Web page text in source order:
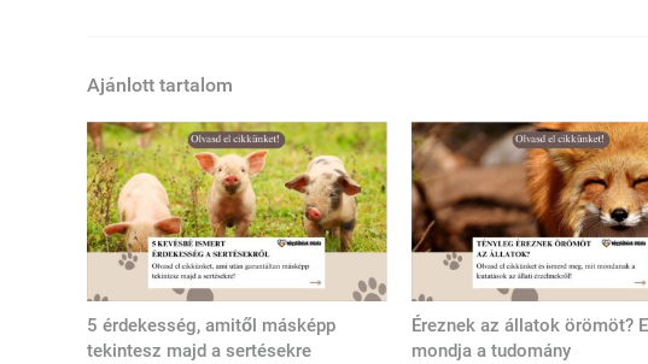
Ajánlott tartalom
5 érdekesség, amitől másképp
tekintesz majd a sertésekre
Éreznek az állatok örömöt?
mondja a tudomány